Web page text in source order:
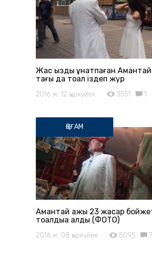
Жас қызды ұнатпаған Амантай
тағы да тоқал іздеп жүр
2016 ж. 12 қыркүйек 3551 1
ҚОҒАМ
Амантай қажы 23 жасар
тоқалдыққа алды (ФОТО)
2016 ж. 08 қыркүйек 5095 7